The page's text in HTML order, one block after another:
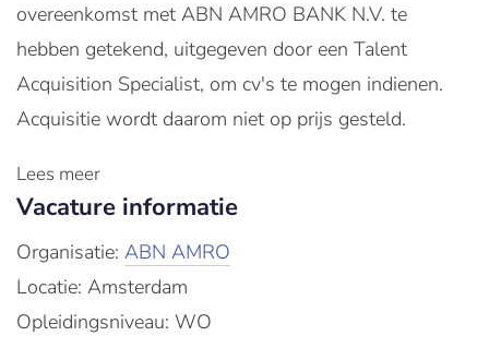
overeenkomst met ABN AMRO BANK N.V. te
hebben getekend, uitgegeven door een Talent
Acquisition Specialist, om cv's te mogen indienen.
Acquisitie wordt daarom niet op prijs gesteld.
Lees meer
Vacature informatie
Organisatie: ABN AMRO
Locatie: Amsterdam
Opleidingsniveau: WO